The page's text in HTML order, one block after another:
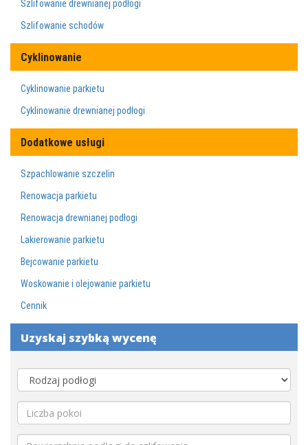
Szlifowanie drewnianej podłogi
Szlifowanie schodów
Cyklinowanie
Cyklinowanie parkietu
Cyklinowanie drewnianej podłogi
Dodatkowe usługi
Szpachlowanie szczelin
Renowacja parkietu
Renowacja drewnianej podłogi
Lakierowanie parkietu
Bejcowanie parkietu
Woskowanie i olejowanie parkietu
Cennik
Uzyskaj szybką wycenę